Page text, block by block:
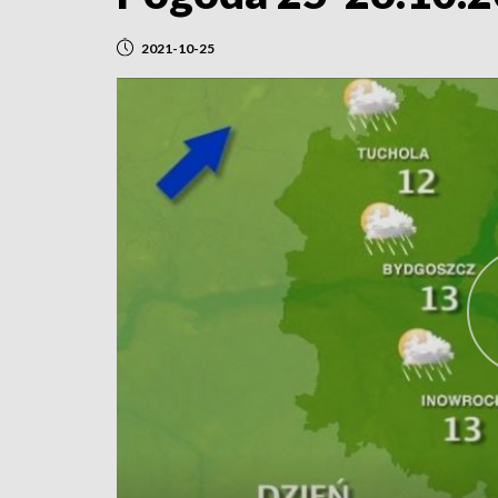
2021-10-25